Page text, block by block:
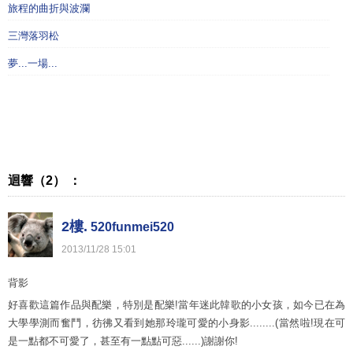
旅程的曲折與波瀾
三灣落羽松
夢...一場...
迴響（2） ：
2樓. 520funmei520
2013/11/28 15:01
背影
好喜歡這篇作品與配樂，特別是配樂!當年迷此韓歌的小女孩，如今已在為
大學學測而奮鬥，彷彿又看到她那玲瓏可愛的小身影........(當然啦!現在可
是一點都不可愛了，甚至有一點點可惡......)謝謝你!